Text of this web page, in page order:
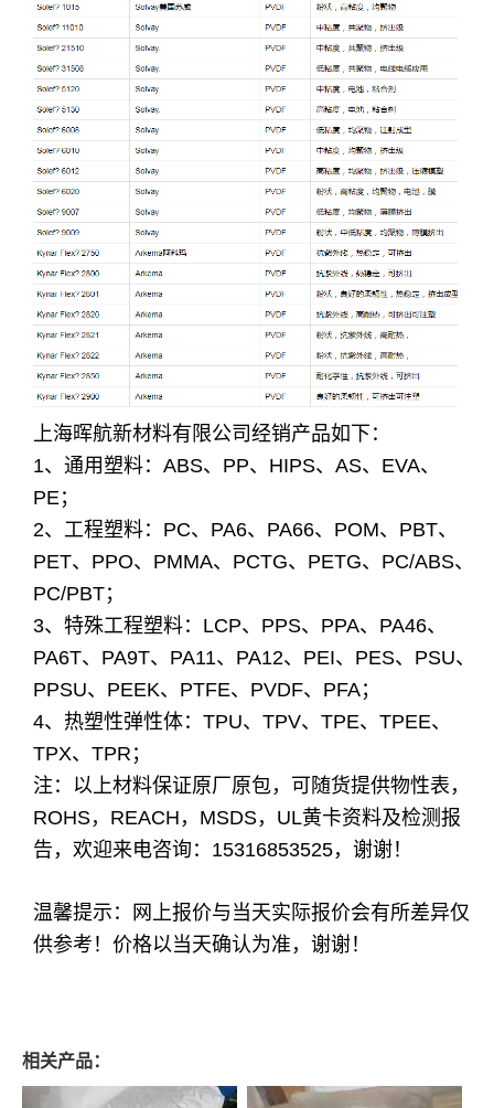
上海晖航新材料有限公司经销产品如下：
1、通用塑料：ABS、PP、HIPS、AS、EVA、
PE；
2、工程塑料：PC、PA6、PA66、POM、PBT、
PET、PPO、PMMA、PCTG、PETG、PC/ABS、
PC/PBT；
3、特殊工程塑料：LCP、PPS、PPA、PA46、
PA6T、PA9T、PA11、PA12、PEI、PES、PSU、
PPSU、PEEK、PTFE、PVDF、PFA；
4、热塑性弹性体：TPU、TPV、TPE、TPEE、
TPX、TPR；
注：以上材料保证原厂原包，可随货提供物性表，
ROHS，REACH，MSDS，UL黄卡资料及检测报
告，欢迎来电咨询：15316853525，谢谢！
温馨提示：网上报价与当天实际报价会有所差异仅
供参考！价格以当天确认为准，谢谢！
相关产品：